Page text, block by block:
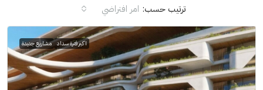
ترتيب حسب: امر افتراضي
اكبر فترة سداد مشاريع جديدة